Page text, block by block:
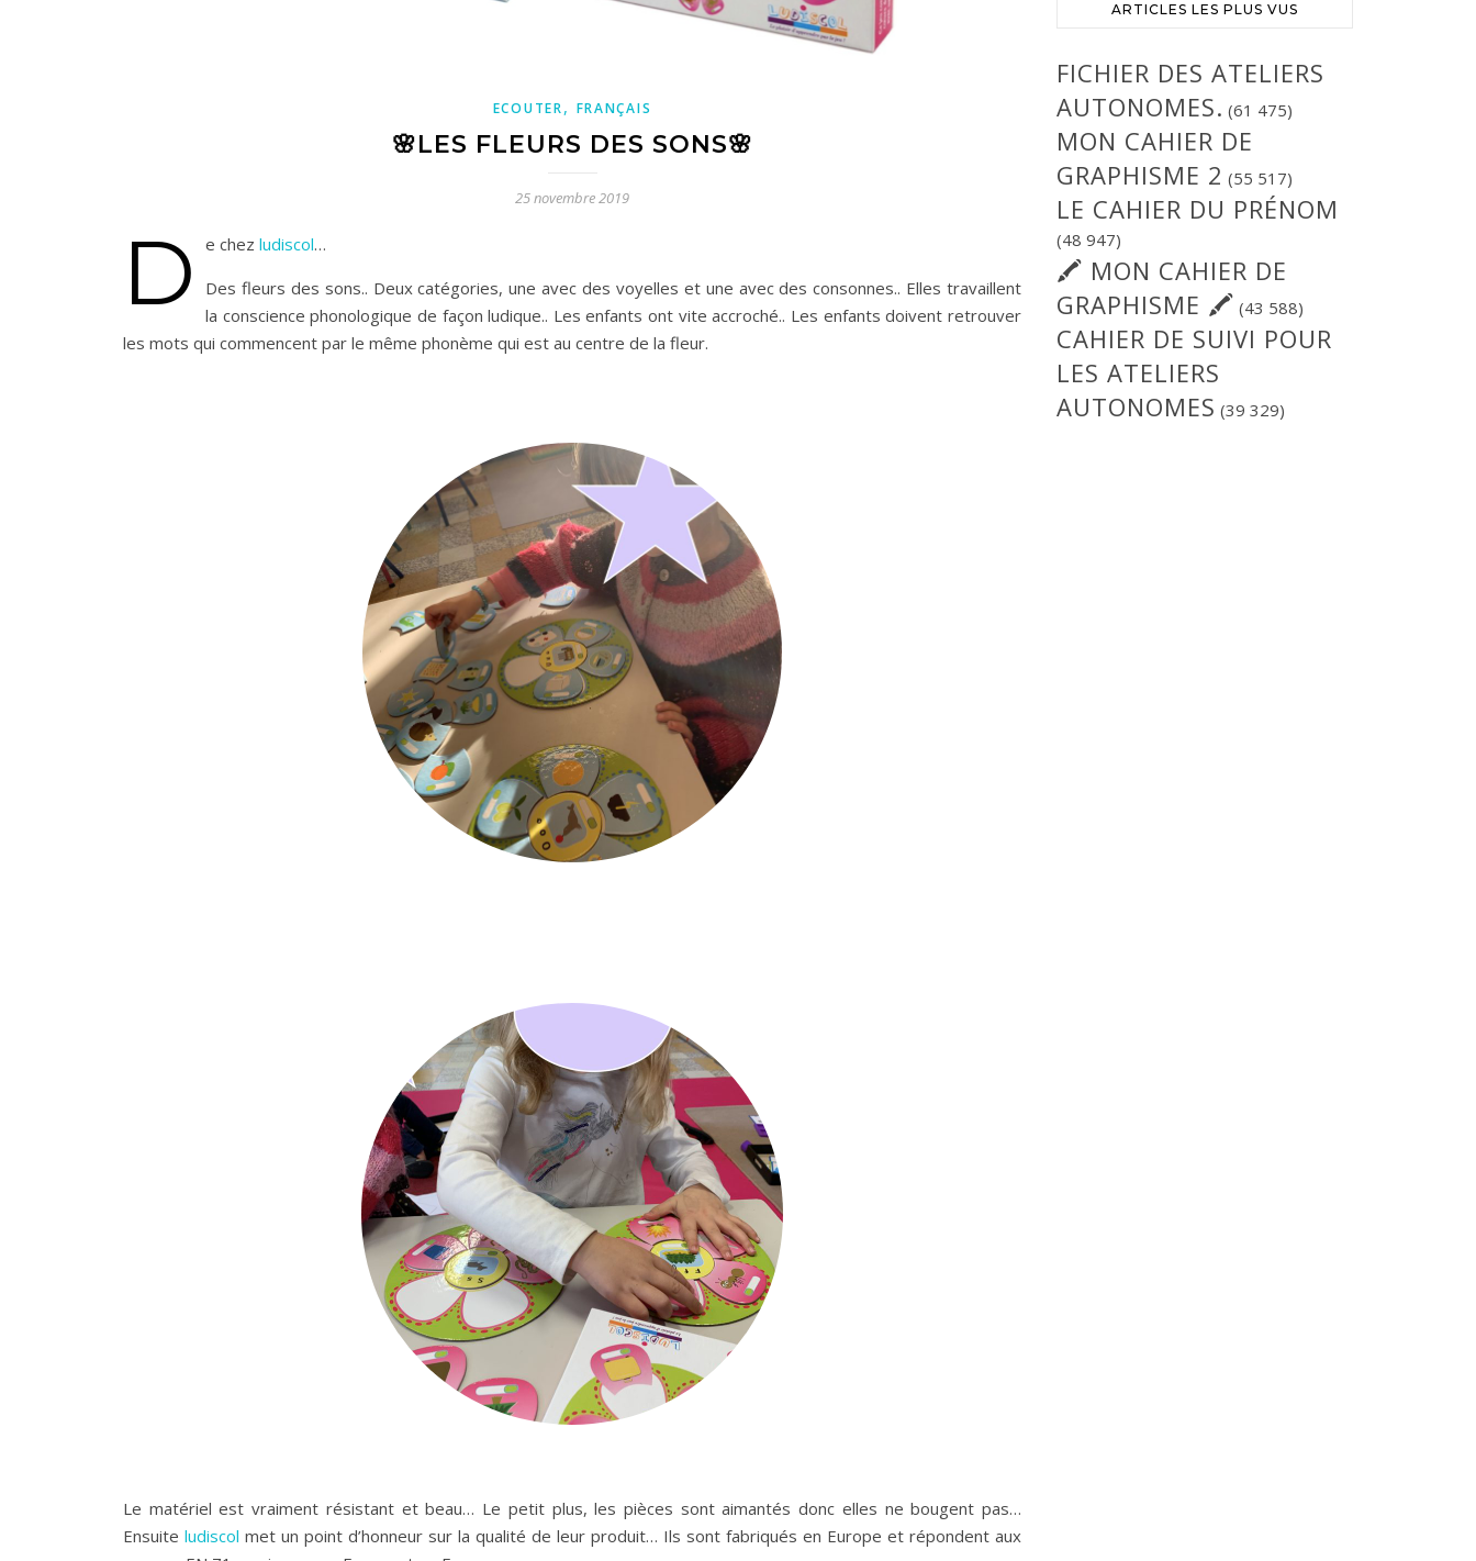
ECOUTER, FRANÇAIS
🌸LES FLEURS DES SONS🌸
25 novembre 2019
D e chez ludiscol…
Des fleurs des sons.. Deux catégories, une avec des voyelles et une avec des consonnes.. Elles travaillent
la conscience phonologique de façon ludique.. Les enfants ont vite accroché.. Les enfants doivent retrouver
les mots qui commencent par le même phonème qui est au centre de la fleur.
Le matériel est vraiment résistant et beau… Le petit plus, les pièces sont aimantés donc elles ne bougent pas…
Ensuite ludiscol met un point d’honneur sur la qualité de leur produit… Ils sont fabriqués en Europe et répondent aux
ARTICLES LES PLUS VUS
FICHIER DES ATELIERS
AUTONOMES. (61 475)
MON CAHIER DE
GRAPHISME 2 (55 517)
LE CAHIER DU PRÉNOM
(48 947)
🖍 MON CAHIER DE
GRAPHISME 🖍 (43 588)
CAHIER DE SUIVI POUR
LES ATELIERS
AUTONOMES (39 329)